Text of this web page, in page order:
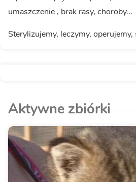
umaszczenie , brak rasy, choroby...
Sterylizujemy, leczymy,
Aktywne zbiórki